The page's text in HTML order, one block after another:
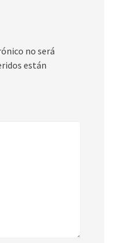
no será
están